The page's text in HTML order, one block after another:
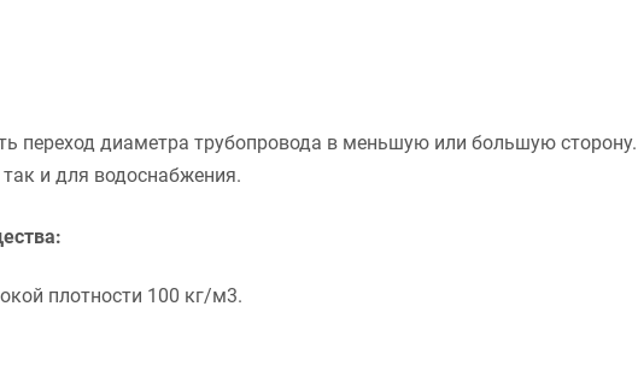
переход диаметра трубопровода в меньшую или большую сторону.
и для водоснабжения.
плотности 100 кг/м3.